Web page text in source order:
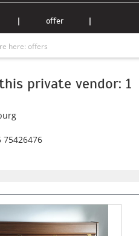
| offer |
here: offers
private vendor: 1
75426476